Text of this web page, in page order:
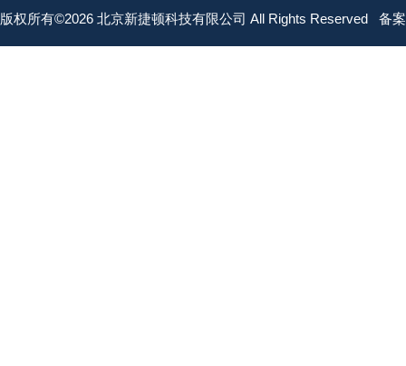
版权所有©2026 北京新捷顿科技有限公司 All Rights Reserved 备